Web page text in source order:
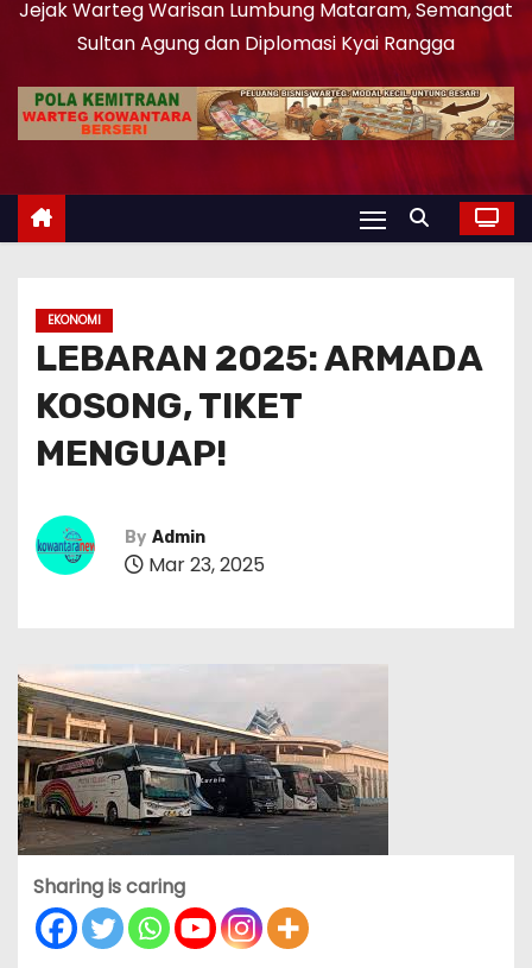
Jejak Warteg Warisan Lumbung Mataram, Semangat
Sultan Agung dan Diplomasi Kyai Rangga
EKONOMI
LEBARAN 2025: ARMADA
KOSONG, TIKET
MENGUAP!
By Admin
Mar 23, 2025
Sharing is caring